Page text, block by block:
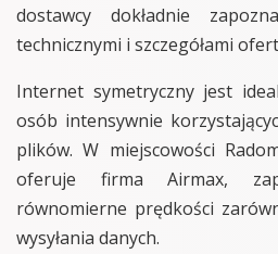
dostawcy dokładnie
technicznymi i szczegółami
Internet symetryczny jest
osób intensywnie
plików. W miejscowości
oferuje firma Airmax,
równomierne prędkości
wysyłania danych.